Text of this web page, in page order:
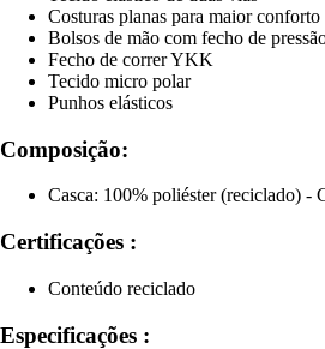
Costuras planas para maior conforto
Bolsos de mão com fecho de
Fecho de correr YKK
Tecido micro polar
Punhos elásticos
Composição:
Casca: 100% poliéster (reciclado) -
Certificações :
Conteúdo reciclado
Especificações :